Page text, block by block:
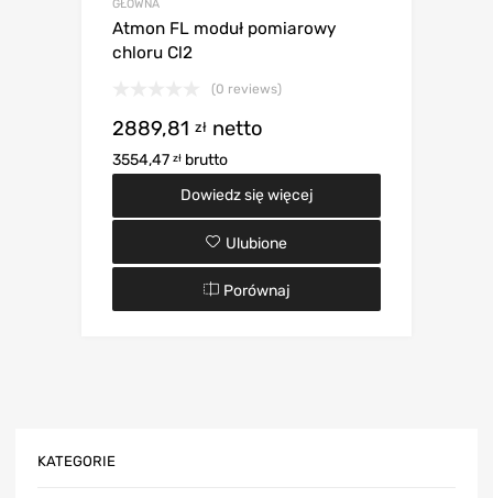
GŁÓWNA
Atmon FL moduł pomiarowy
chloru Cl2
(0 reviews)
2889,81 zł netto
3554,47 zł brutto
Dowiedz się więcej
Ulubione
Porównaj
KATEGORIE